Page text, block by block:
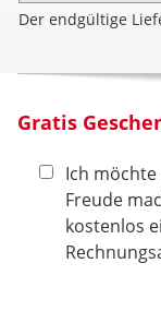
Der endgültige
Gratis
Ich
Freude
kostenlos